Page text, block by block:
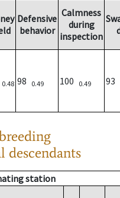
Defensive
behavior
Calmness
during
inspection
0.48 98 0.49 100 0.49 93
station